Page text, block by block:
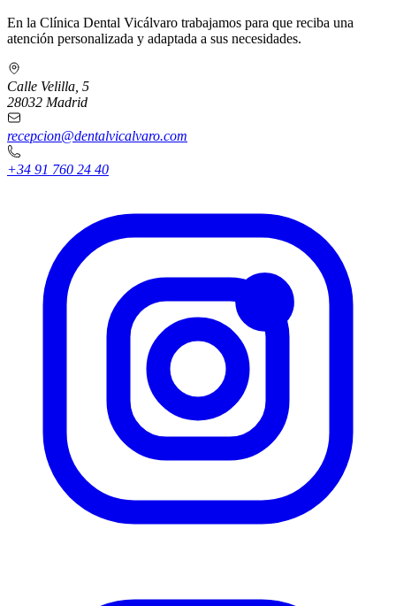
En la Clínica Dental Vicálvaro trabajamos para que reciba una
atención personalizada y adaptada a sus necesidades.
Calle Velilla, 5
28032 Madrid
recepcion@dentalvicalvaro.com
+34 91 760 24 40